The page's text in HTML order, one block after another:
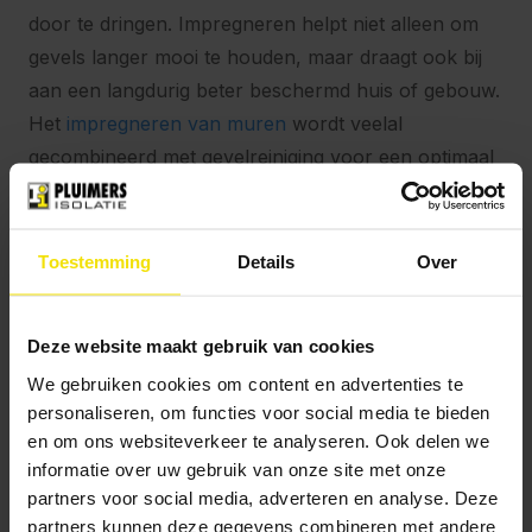
Toestemming Details Over
Deze website maakt gebruik van cookies
We gebruiken cookies om content en advertenties te
personaliseren, om functies voor social media te bieden
en om ons websiteverkeer te analyseren. Ook delen we
informatie over uw gebruik van onze site met onze
partners voor social media, adverteren en analyse. Deze
partners kunnen deze gegevens combineren met andere
door te dringen. Impregneren helpt niet alleen om
gevels langer mooi te houden, maar draagt ook bij
aan een langdurig beter beschermd huis of gebouw.
Het impregneren van muren wordt veelal
gecombineerd met gevelreiniging voor een optimaal
en langdurig schoon resultaat.
Drachten: ISDE en lokale
regelingen
Subsidiecheck
subsidies beschikbaar zijn voor uw woning in
Drachten. Combineert u meerdere
isolatiemaatregelen, dan kunt u gebruikmaken van
aantrekkelijke ISDE-subsidies. Bekijk ook het
Stappenplan ISDEvoor meer informatie.